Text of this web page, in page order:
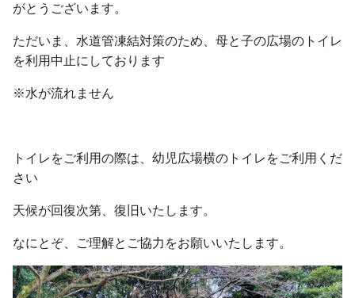
がとうございます。
ただいま、水道管凍結対策のため、母と子の広場のトイレ
を利用中止にしております
※水が流れません
トイレをご利用の際は、幼児広場横のトイレをご利用くだ
さい
天候が回復次第、復旧いたします。
なにとぞ、ご理解とご協力をお願いいたします。